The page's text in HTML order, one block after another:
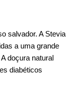
salvador. A Stevia
a uma grande
doçura natural
diabéticos